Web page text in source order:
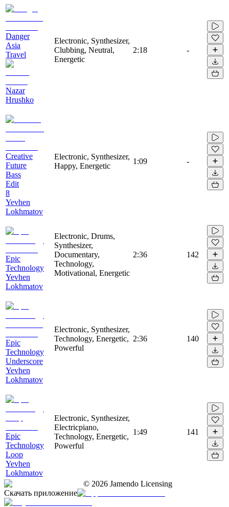
Danger
Asia
Travel
Nazar
Hrushko
Electronic, Synthesizer,
Clubbing, Neutral,
Energetic
2:18 -
Creative
Future
Bass
Edit
8
Yevhen
Lokhmatov
Electronic, Synthesizer,
Happy, Energetic
1:09 -
Epic
Technology
Yevhen
Lokhmatov
Electronic, Drums,
Synthesizer,
Documentary,
Technology,
Motivational, Energetic
2:36 142
Epic
Technology
Underscore
Yevhen
Lokhmatov
Electronic, Synthesizer,
Technology, Energetic,
Powerful
2:36 140
Epic
Technology
Loop
Yevhen
Lokhmatov
Electronic, Synthesizer,
Electricpiano,
Technology, Energetic,
Powerful
1:49 141
© 2026 Jamendo Licensing
Скачать приложение